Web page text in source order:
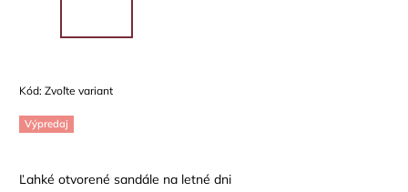
Kód: Zvoľte variant
Výpredaj
Ľahké otvorené sandále na letné dni